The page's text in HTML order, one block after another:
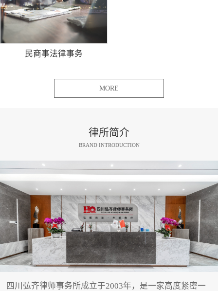
民商事法律事务
MORE
律所简介
BRAND INTRODUCTION
四川弘齐律师事务所成立于2003年，是一家高度紧密一